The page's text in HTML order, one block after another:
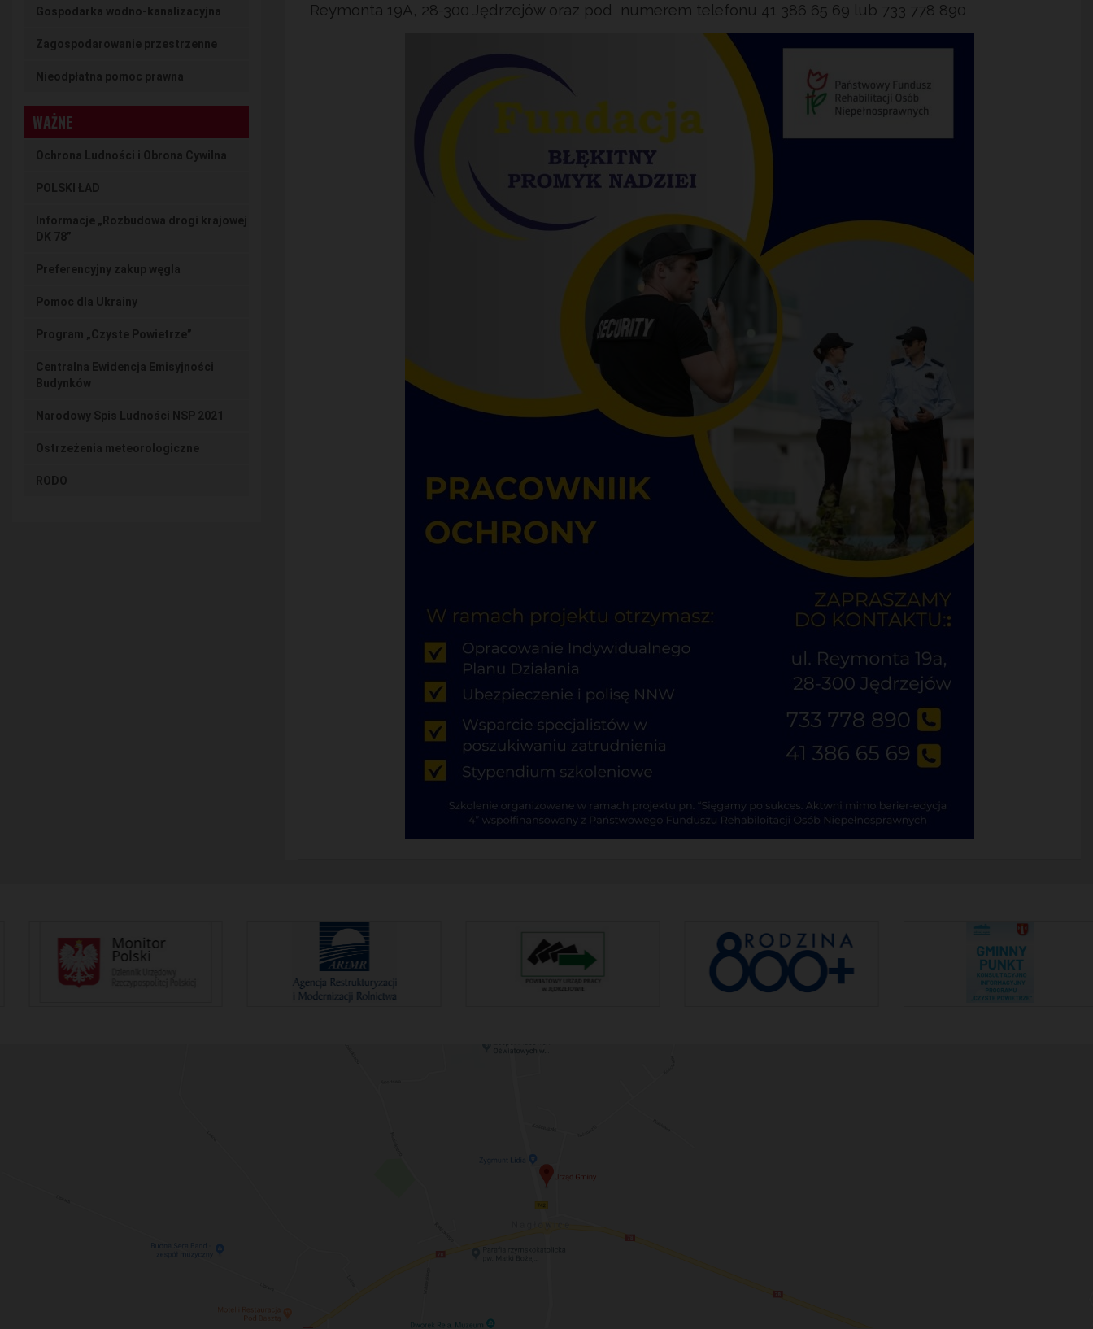
Gospodarka wodno-kanalizacyjna
Zagospodarowanie przestrzenne
Nieodpłatna pomoc prawna
WAŻNE
Ochrona Ludności i Obrona Cywilna
POLSKI ŁAD
Informacje „Rozbudowa drogi krajowej
DK 78”
Preferencyjny zakup węgla
Pomoc dla Ukrainy
Program „Czyste Powietrze”
Centralna Ewidencja Emisyjności
Budynków
Narodowy Spis Ludności NSP 2021
Ostrzeżenia meteorologiczne
RODO
Reymonta 19A, 28-300 Jędrzejów oraz pod numerem telefonu 41 386 65 69 lub 733 778 890